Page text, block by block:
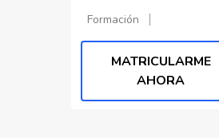
Formación
MATRICULARME
AHORA